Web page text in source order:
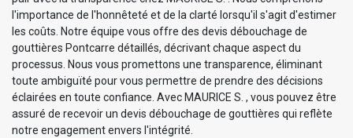
l'importance de l'honnêteté et de la clarté lorsqu'il s'agit d'estimer
les coûts. Notre équipe vous offre des devis débouchage de
gouttières Pontcarre détaillés, décrivant chaque aspect du
processus. Nous vous promettons une transparence, éliminant
toute ambiguïté pour vous permettre de prendre des décisions
éclairées en toute confiance. Avec MAURICE S. , vous pouvez être
assuré de recevoir un devis débouchage de gouttières qui reflète
notre engagement envers l'intégrité.